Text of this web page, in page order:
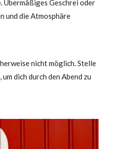
Übermäßiges Geschrei oder
und die Atmosphäre
nicht möglich. Stelle
dich durch den Abend zu